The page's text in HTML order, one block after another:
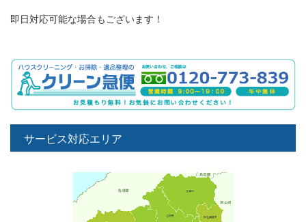
即日対応可能な場合もございます！
サービス対応エリア